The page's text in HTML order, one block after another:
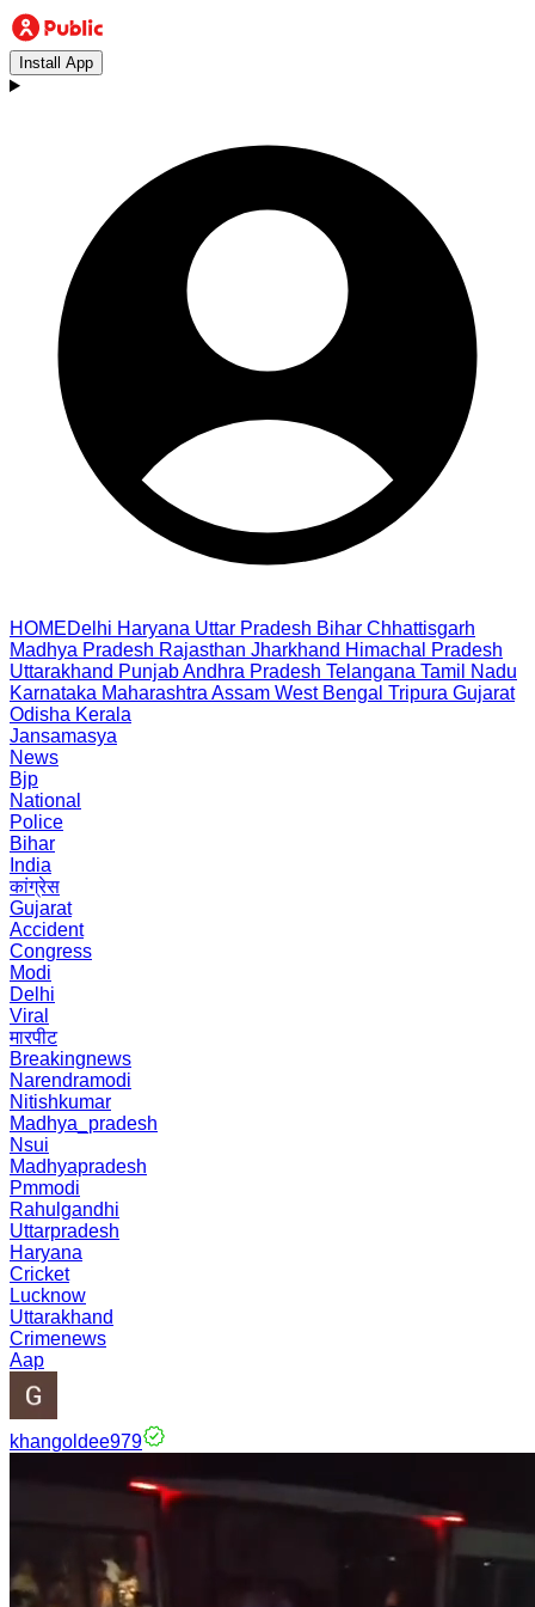
Install App
HOMEDelhi Haryana Uttar Pradesh Bihar Chhattisgarh
Madhya Pradesh Rajasthan Jharkhand Himachal Pradesh
Uttarakhand PunjabAndhra Pradesh Telangana Tamil Nadu
Karnataka Maharashtra Assam West Bengal Tripura Gujarat
Odisha Kerala
Jansamasya
News
Bjp
National
Police
Bihar
India
कांग्रेस
Gujarat
Accident
Congress
Modi
Delhi
Viral
मारपीट
Breakingnews
Narendramodi
Nitishkumar
Madhya_pradesh
Nsui
Madhyapradesh
Pmmodi
Rahulgandhi
Uttarpradesh
Haryana
Cricket
Lucknow
Uttarakhand
Crimenews
Aap
khangoldee979